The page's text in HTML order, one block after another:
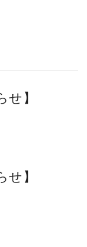
せ】
せ】